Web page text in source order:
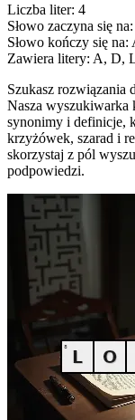
Liczba liter: 4
Słowo zaczyna się
Słowo kończy się na:
Zawiera litery: A, D,
Szukasz rozwiązania
Nasza wyszukiwarka
synonimy i definicje,
krzyżówek, szarad i
skorzystaj z pól
podpowiedzi.